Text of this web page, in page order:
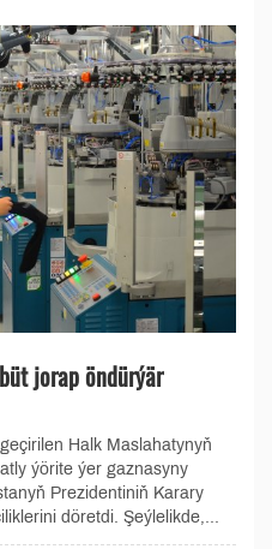
jorap öndürýär
Halk Maslahatynyň
ýörite ýer gaznasyny
Prezidentiniň Karary
döretdi. Şeýlelikde,...